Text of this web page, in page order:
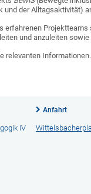
und der Alltagsaktivität)
erfahrenen
und anzuleiten
relevanten Informationen.
IV
Anfahrt